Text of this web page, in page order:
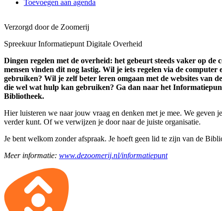
Toevoegen aan agenda
Verzorgd door de Zoomerij
Spreekuur Informatiepunt Digitale Overheid
Dingen regelen met de overheid: het gebeurt steeds vaker op de
mensen vinden dit nog lastig. Wil je iets regelen via de
gebruiken? Wil je zelf beter leren omgaan met de websites van
die wel wat hulp kan gebruiken? Ga dan naar het
Bibliotheek.
Hier luisteren we naar jouw vraag en denken met je mee. We geven
verder kunt. Of we verwijzen je door naar de juiste organisatie.
Je bent welkom zonder afspraak. Je hoeft geen lid te zijn van de
Meer informatie: www.dezoomerij.nl/informatiepunt